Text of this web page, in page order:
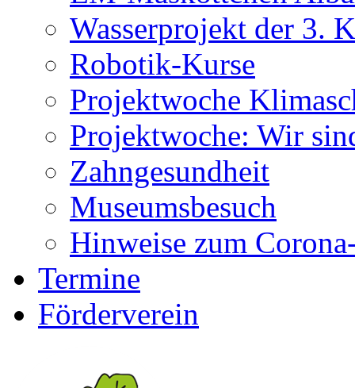
Wasserprojekt der 3.
Robotik-Kurse
Projektwoche
Projektwoche: Wir
Zahngesundheit
Museumsbesuch
Hinweise zum
Termine
Förderverein